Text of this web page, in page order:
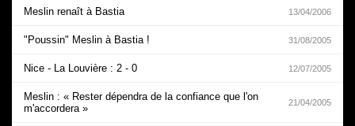
Meslin renaît à Bastia 13/04/2006
"Poussin" Meslin à Bastia ! 31/08/2005
Nice - La Louvière : 2 - 0 12/07/2005
Meslin : « Rester dépendra de la confiance que l'on
m'accordera »
21/04/2005